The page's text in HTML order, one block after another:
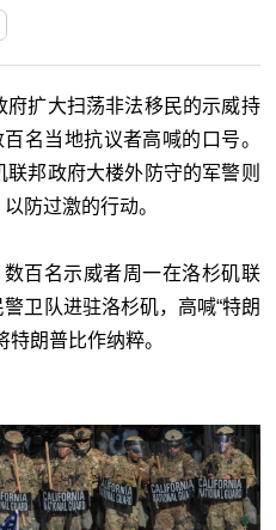
扩大扫荡非法移民的示威持
名当地抗议者高喊的口号。
邦政府大楼外防守的军警则
以防过激的行动。
百名示威者周一在洛杉矶联
卫队进驻洛杉矶，高喊“特朗
特朗普比作纳粹。